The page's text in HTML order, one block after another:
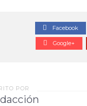
Facebook
Google+
POR